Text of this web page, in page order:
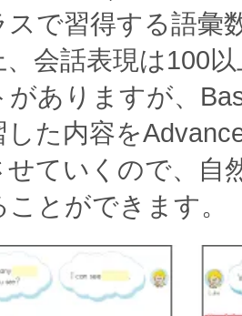
スで習得する語彙
、会話表現は100
がありますが、
した内容を
せていくので、自
とができます。